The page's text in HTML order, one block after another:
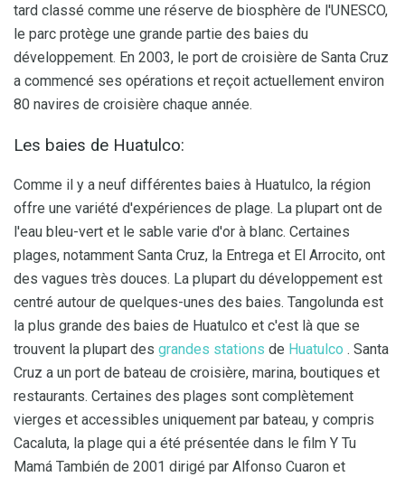
tard classé comme une réserve de biosphère de l'UNESCO,
le parc protège une grande partie des baies du
développement. En 2003, le port de croisière de Santa Cruz
a commencé ses opérations et reçoit actuellement environ
80 navires de croisière chaque année.
Les baies de Huatulco:
Comme il y a neuf différentes baies à Huatulco, la région
offre une variété d'expériences de plage. La plupart ont de
l'eau bleu-vert et le sable varie d'or à blanc. Certaines
plages, notamment Santa Cruz, la Entrega et El Arrocito, ont
des vagues très douces. La plupart du développement est
centré autour de quelques-unes des baies. Tangolunda est
la plus grande des baies de Huatulco et c'est là que se
trouvent la plupart des grandes stations de Huatulco . Santa
Cruz a un port de bateau de croisière, marina, boutiques et
restaurants. Certaines des plages sont complètement
vierges et accessibles uniquement par bateau, y compris
Cacaluta, la plage qui a été présentée dans le film Y Tu
Mamá También de 2001 dirigé par Alfonso Cuaron et